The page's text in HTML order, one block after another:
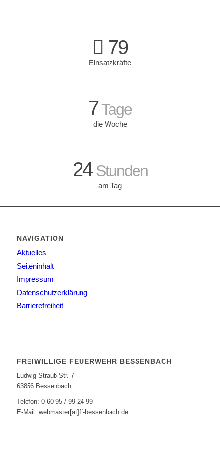
79
Einsatzkräfte
7Tage
die Woche
24Stunden
am Tag
NAVIGATION
Aktuelles
Seiteninhalt
Impressum
Datenschutzerklärung
Barrierefreiheit
FREIWILLIGE FEUERWEHR BESSENBACH
Ludwig-Straub-Str. 7
63856 Bessenbach
Telefon: 0 60 95 / 99 24 99
E-Mail: webmaster[at]ff-bessenbach.de